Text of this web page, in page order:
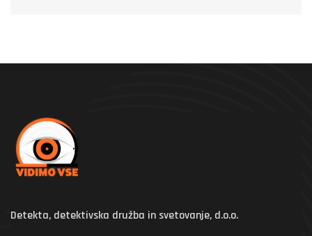
Detekta, detektivska družba in svetovanje, d.o.o.